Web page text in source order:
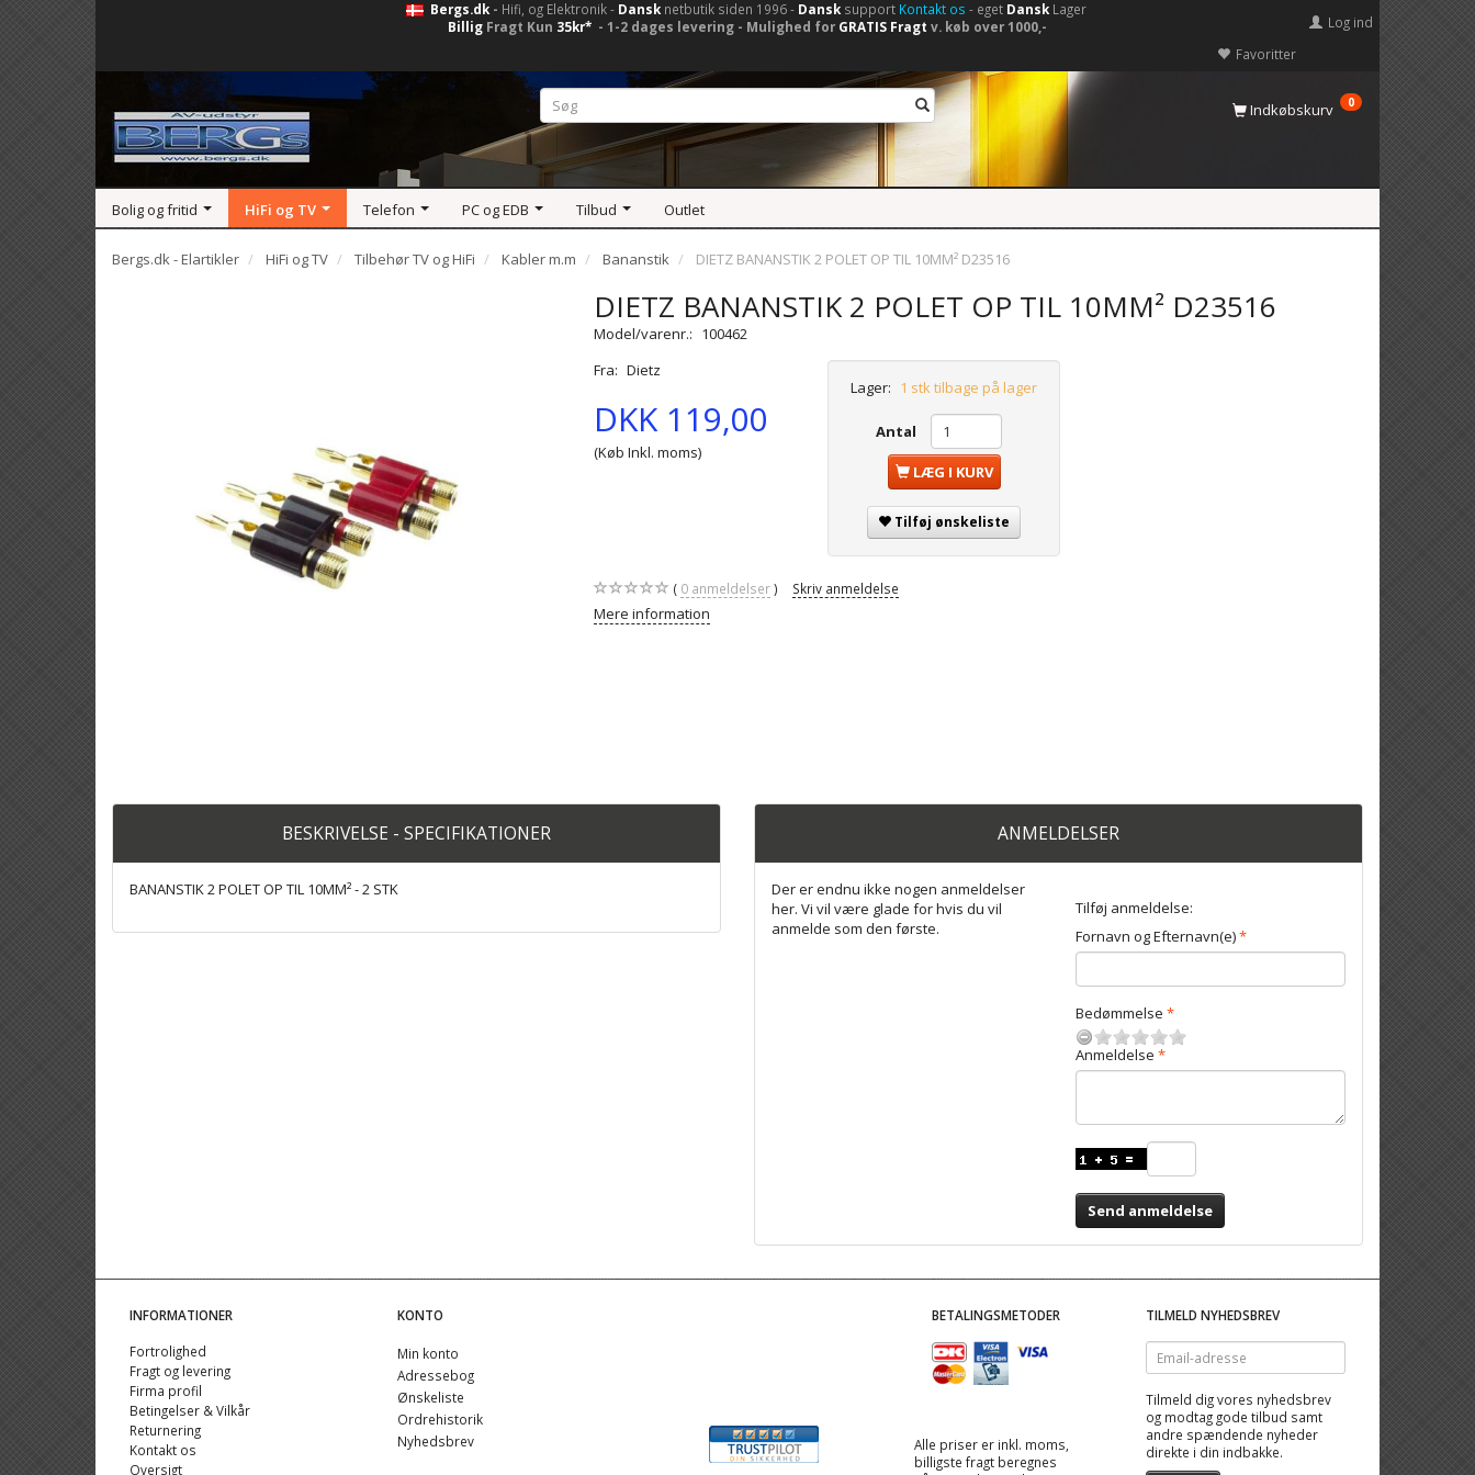
Bergs.dk- Hifi, og Elektronik - Dansknetbutik siden 1996 - Dansksupport Kontakt os - eget DanskLager
Billig Fragt Kun 35kr* - 1-2 dages levering - Mulighed for GRATIS Fragt v. køb over 1000,-
Favoritter
Log ind
Indkøbskurv 0
Bolig og fritid HiFi og TV Telefon PC og EDB Tilbud Outlet
Bergs.dk - Elartikler HiFi og TV Tilbehør TV og HiFi Kabler m.m Bananstik DIETZ BANANSTIK 2 POLET OP TIL 10MM² D23516
DIETZ BANANSTIK 2 POLET OP TIL 10MM² D23516
Model/varenr.: 100462
Fra: Dietz
DKK 119,00
(Køb Inkl. moms)
Lager: 1 stk tilbage på lager
Antal
LÆG I KURV
Tilføj ønskeliste
0anmeldelser Skriv anmeldelse
Mere information
BESKRIVELSE - SPECIFIKATIONER
BANANSTIK 2 POLET OP TIL 10MM² - 2 STK
ANMELDELSER
Der er endnu ikke nogen anmeldelser
her. Vi vil være glade for hvis du vil
anmelde som den første.
Tilføj anmeldelse:
Fornavn og Efternavn(e)
Bedømmelse
Anmeldelse
Send anmeldelse
INFORMATIONER
Fortrolighed
Fragt og levering
Firma profil
Betingelser & Vilkår
Returnering
Kontakt os
Oversigt
KONTO
Min konto
Adressebog
Ønskeliste
Ordrehistorik
Nyhedsbrev
BETALINGSMETODER
Alle priser er inkl. moms,
billigste fragt beregnes
TILMELD NYHEDSBREV
Email-
adresse
Tilmeld dig vores nyhedsbrev
og modtag gode tilbud samt
andre spændende nyheder
direkte i din indbakke.